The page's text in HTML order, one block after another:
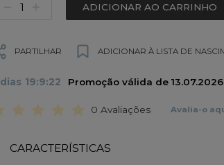
ADICIONAR AO CARRINHO
PARTILHAR ADICIONAR À LISTA DE
dias 19:9:21 Promoção válida de 13.07.2026
0 Avaliações Avalia-o
CARACTERÍSTICAS